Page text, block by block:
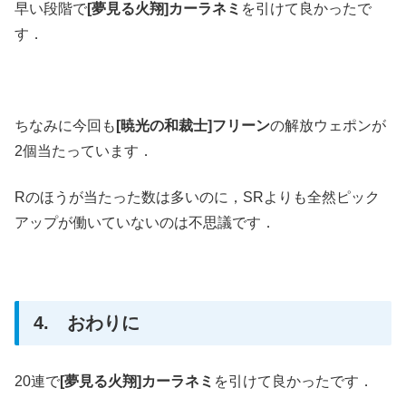
早い段階で[夢見る火翔]カーラネミ を引けて良かったで
す．
ちなみに今回も [暁光の和裁士]フリーンの解放ウェポンが
2個当たっています．
Rのほうが当たった数は多いのに，SRよりも全然ピック
アップが働いていないのは不思議です．
4. おわりに
20連で[夢見る火翔]カーラネミ を引けて良かったです．